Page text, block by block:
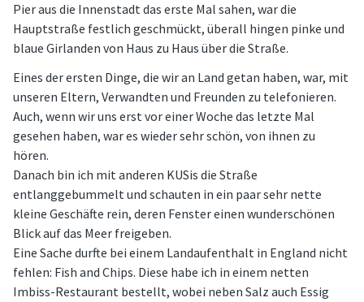
Pier aus die Innenstadt das erste Mal sahen, war die
Hauptstraße festlich geschmückt, überall hingen pinke und
blaue Girlanden von Haus zu Haus über die Straße.
Eines der ersten Dinge, die wir an Land getan haben, war, mit
unseren Eltern, Verwandten und Freunden zu telefonieren.
Auch, wenn wir uns erst vor einer Woche das letzte Mal
gesehen haben, war es wieder sehr schön, von ihnen zu
hören.
Danach bin ich mit anderen KUSis die Straße
entlanggebummelt und schauten in ein paar sehr nette
kleine Geschäfte rein, deren Fenster einen wunderschönen
Blick auf das Meer freigeben.
Eine Sache durfte bei einem Landaufenthalt in England nicht
fehlen: Fish and Chips. Diese habe ich in einem netten
Imbiss-Restaurant bestellt, wobei neben Salz auch Essig